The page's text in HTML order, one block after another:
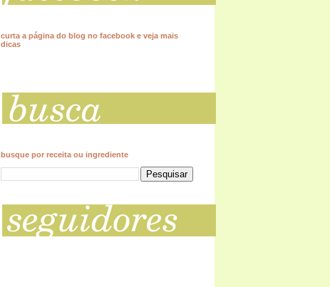
curta a página do blog no facebook e veja mais
dicas
busque por receita ou ingrediente